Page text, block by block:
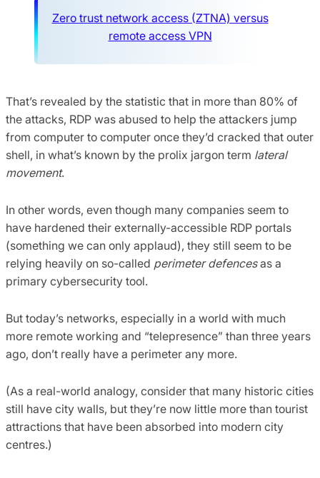
Zero trust network access (ZTNA) versus
remote access VPN
That’s revealed by the statistic that in more than 80% of
the attacks, RDP was abused to help the attackers jump
from computer to computer once they’d cracked that outer
shell, in what’s known by the prolix jargon term lateral
movement.
In other words, even though many companies seem to
have hardened their externally-accessible RDP portals
(something we can only applaud), they still seem to be
relying heavily on so-called perimeter defencesas a
primary cybersecurity tool.
But today’s networks, especially in a world with much
more remote working and “telepresence” than three years
ago, don’t really have a perimeter any more.
(As a real-world analogy, consider that many historic cities
still have city walls, but they’re now little more than tourist
attractions that have been absorbed into modern city
centres.)